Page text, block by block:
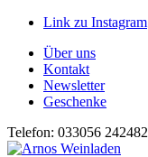
Link zu Instagram
Über uns
Kontakt
Newsletter
Geschenke
Telefon: 033056 242482